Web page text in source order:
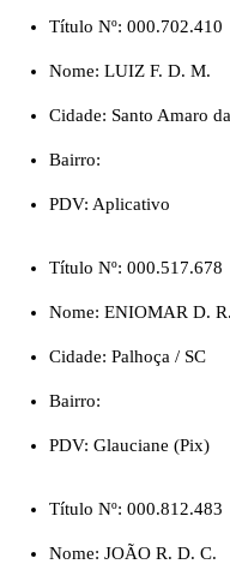
Título Nº: 000.702.410
Nome: LUIZ F. D. M.
Cidade: Santo Amaro
Bairro:
PDV: Aplicativo
Título Nº: 000.517.678
Nome: ENIOMAR D. R.
Cidade: Palhoça / SC
Bairro:
PDV: Glauciane (Pix)
Título Nº: 000.812.483
Nome: JOÃO R. D. C.